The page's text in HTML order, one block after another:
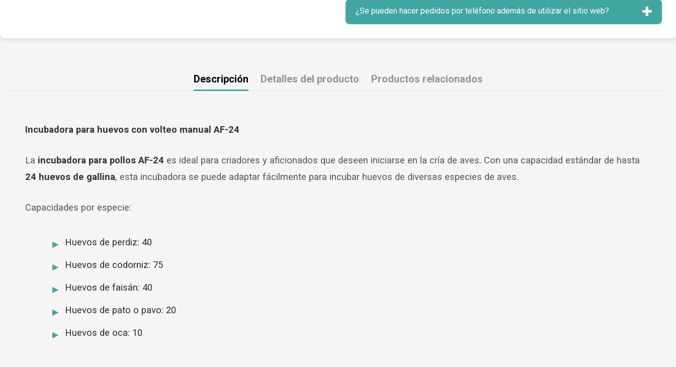
¿Se pueden hacer pedidos por teléfono además de utilizar el sitio web?
Descripción Detalles del producto Productos relacionados
Incubadora para huevos con volteo manual AF-24
La incubadora para pollos AF-24 es ideal para criadores y aficionados que deseen iniciarse en la cría de aves. Con una capacidad estándar de hasta
24 huevos de gallina, esta incubadora se puede adaptar fácilmente para incubar huevos de diversas especies de aves.
Capacidades por especie:
Huevos de perdiz: 40
Huevos de codorniz: 75
Huevos de faisán: 40
Huevos de pato o pavo: 20
Huevos de oca: 10